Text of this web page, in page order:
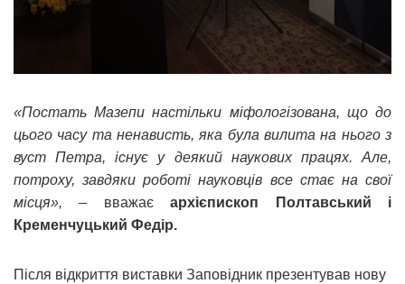
«Постать Мазепи настільки міфологізована, що до
цього часу та ненависть, яка була вилита на нього з
вуст Петра, існує у деякий наукових працях. Але,
потроху, завдяки роботі науковців все стає на свої
місця», – вважаєархієпископ Полтавський і
Кременчуцький Федір.
Після відкриття виставки Заповідник презентував нову